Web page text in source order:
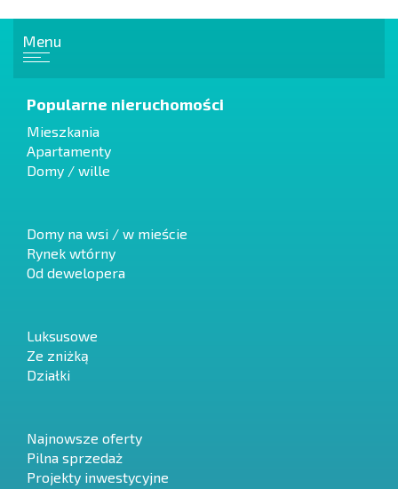
Menu
Popularne nieruchomości
Mieszkania
Apartamenty
Domy / wille
Domy na wsi / w mieście
Rynek wtórny
Od dewelopera
Luksusowe
Ze zniżką
Działki
Najnowsze oferty
Pilna sprzedaż
Projekty inwestycyjne